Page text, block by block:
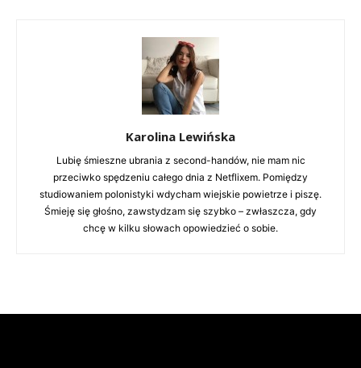
Karolina Lewińska
Lubię śmieszne ubrania z second-handów, nie mam nic
przeciwko spędzeniu całego dnia z Netflixem. Pomiędzy
studiowaniem polonistyki wdycham wiejskie powietrze i piszę.
Śmieję się głośno, zawstydzam się szybko – zwłaszcza, gdy
chcę w kilku słowach opowiedzieć o sobie.